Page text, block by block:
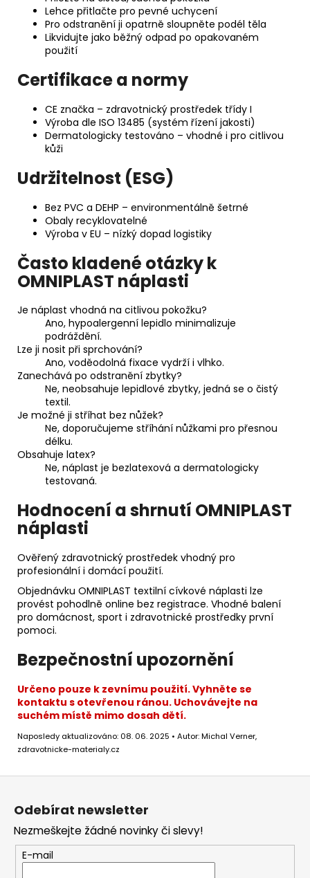
Lehce přitlačte pro pevné uchycení
Pro odstranění ji opatrně sloupněte podél těla
Likvidujte jako běžný odpad po opakovaném
použití
Certifikace a normy
CE značka – zdravotnický prostředek třídy I
Výroba dle ISO 13485 (systém řízení jakosti)
Dermatologicky testováno – vhodné i pro citlivou
kůži
Udržitelnost (ESG)
Bez PVC a DEHP – environmentálně šetrné
Obaly recyklovatelné
Výroba v EU – nízký dopad logistiky
Často kladené otázky k
OMNIPLAST náplasti
Je náplast vhodná na citlivou pokožku?
Ano, hypoalergenní lepidlo minimalizuje
podráždění.
Lze ji nosit při sprchování?
Ano, voděodolná fixace vydrží i vlhko.
Zanechává po odstranění zbytky?
Ne, neobsahuje lepidlové zbytky, jedná se o čistý
textil.
Je možné ji stříhat bez nůžek?
Ne, doporučujeme stříhání nůžkami pro přesnou
délku.
Obsahuje latex?
Ne, náplast je bezlatexová a dermatologicky
testovaná.
Hodnocení a shrnutí OMNIPLAST
náplasti
Ověřený zdravotnický prostředek vhodný pro
profesionální i domácí použití.
Objednávku OMNIPLAST textilní cívkové náplasti lze
provést pohodlně online bez registrace. Vhodné balení
pro domácnost, sport i zdravotnické prostředky první
pomoci.
Bezpečnostní upozornění
Určeno pouze k zevnímu použití. Vyhněte se
kontaktu s otevřenou ránou. Uchovávejte na
suchém místě mimo dosah dětí.
Naposledy aktualizováno: 08. 06. 2025 • Autor: Michal Verner,
zdravotnicke-materialy.cz
Z
Odebírat newsletter
Nezmeškejte žádné novinky či slevy!
E-mail